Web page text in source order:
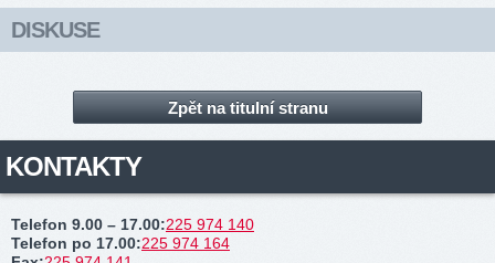
DISKUSE
Zpět na titulní stranu
KONTAKTY
Telefon 9.00 – 17.00:225 974 140
Telefon po 17.00:225 974 164